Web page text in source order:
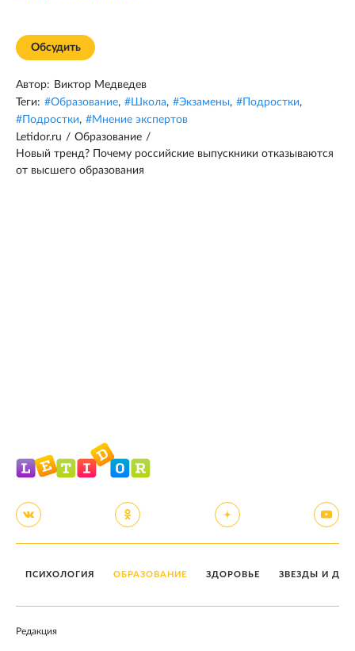
Обсудить
Автор: Виктор Медведев
Теги: #Образование, #Школа, #Экзамены, # Подростки,
# Подростки, #Мнение экспертов
Letidor.ru / Образование /
Новый тренд? Почему российские выпускники отказываются
от высшего образования
ПСИХОЛОГИЯ ОБРАЗОВАНИЕ ЗДОРОВЬЕ ЗВЕЗДЫ И
Редакция